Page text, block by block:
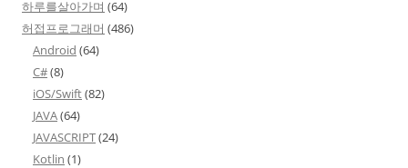
하루를살아가며 (64)
허접프로그래머 (486)
Android (64)
C#(8)
iOS/Swift(82)
JAVA(64)
JAVASCRIPT(24)
Kotlin (1)